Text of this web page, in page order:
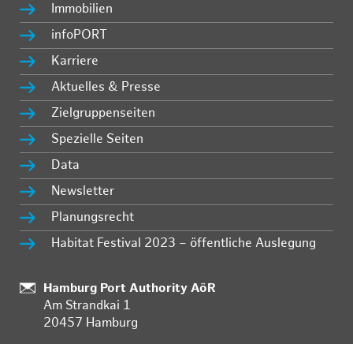
Immobilien
infoPORT
Karriere
Aktuelles & Presse
Zielgruppenseiten
Spezielle Seiten
Data
Newsletter
Planungsrecht
Habitat Festival 2023 – öffentliche Auslegung
Standort:
Hamburg Port Authority AöR
Am Strandkai 1
20457 Hamburg